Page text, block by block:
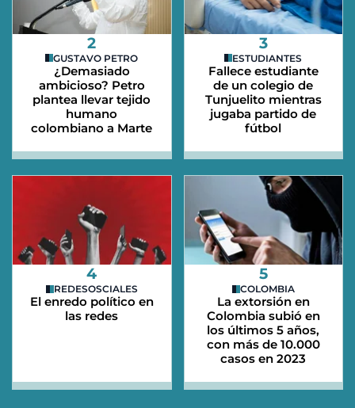
2
GUSTAVO PETRO
¿Demasiado
ambicioso? Petro
plantea llevar tejido
humano
colombiano a Marte
3
ESTUDIANTES
Fallece estudiante
de un colegio de
Tunjuelito mientras
jugaba partido de
fútbol
4
REDESOSCIALES
El enredo político en
las redes
5
COLOMBIA
La extorsión en
Colombia subió en
los últimos 5 años,
con más de 10.000
casos en 2023